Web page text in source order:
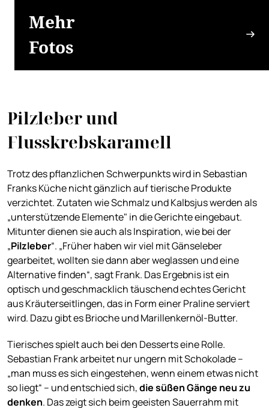
Mehr
Fotos
Pilzleber und
Flusskrebskaramell
Trotz des pflanzlichen Schwerpunkts wird in Sebastian
Franks Küche nicht gänzlich auf tierische Produkte
verzichtet. Zutaten wie Schmalz und Kalbsjus werden als
„unterstützende Elemente" in die Gerichte eingebaut.
Mitunter dienen sie auch als Inspiration, wie bei der
„Pilzleber“. „Früher haben wir viel mit Gänseleber
gearbeitet, wollten sie dann aber weglassen und eine
Alternative finden“, sagt Frank. Das Ergebnis ist ein
optisch und geschmacklich täuschend echtes Gericht
aus Kräuterseitlingen, das in Form einer Praline serviert
wird. Dazu gibt es Brioche und Marillenkernöl-Butter.
Tierisches spielt auch bei den Desserts eine Rolle.
Sebastian Frank arbeitet nur ungern mit Schokolade –
„man muss es sich eingestehen, wenn einem etwas nicht
so liegt“ – und entschied sich,diesüßen Gänge neu zu
denken. Das zeigt sich beim geeisten Sauerrahm mit